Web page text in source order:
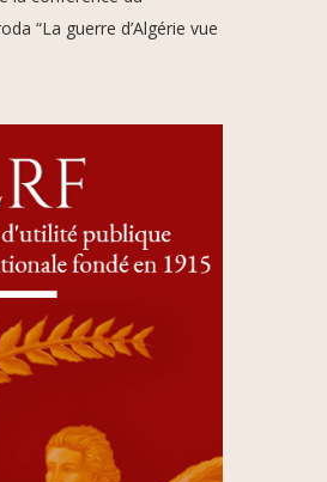
“La guerre d’Algérie vue